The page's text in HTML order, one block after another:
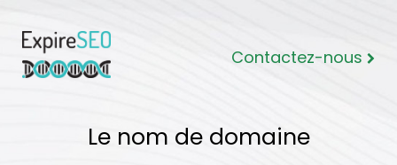
Contactez-nous
Le nom de domaine